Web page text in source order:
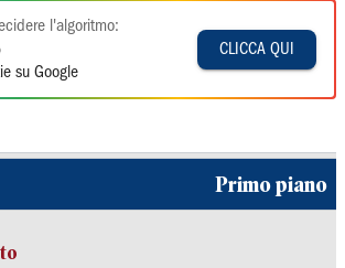
l'algoritmo:
su Google
CLICCA QUI
Primo piano